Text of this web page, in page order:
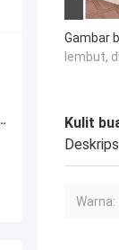
Gambar
lembut,
Kulit
Warna: